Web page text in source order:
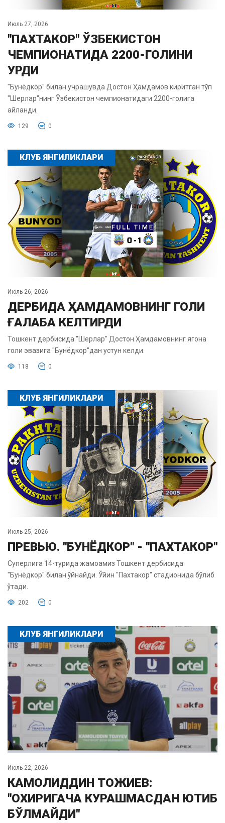
Июль 27, 2026
"ПАХТАКОР" ЎЗБЕКИСТОН
ЧЕМПИОНАТИДА 2200-ГОЛИНИ
УРДИ
"Бунёдкор" билан учрашувда Достон Ҳамдамов киритган тўп
"Шерлар"нинг Ўзбекистон чемпионатидаги 2200-голига
айланди.
129 0
КЛУБ ЯНГИЛИКЛАРИ
Июль 26, 2026
ДЕРБИДА ҲАМДАМОВНИНГ ГОЛИ
ҒАЛАБА КЕЛТИРДИ
Тошкент дербисида "Шерлар" Достон Ҳамдамовнинг ягона
голи эвазига "Бунёдкор"дан устун келди.
118 0
КЛУБ ЯНГИЛИКЛАРИ
Июль 25, 2026
ПРЕВЬЮ. "БУНЁДКОР" - "ПАХТАКОР"
Суперлига 14-турида жамоамиз Тошкент дербисида
"Бунёдкор" билан ўйнайди. Ўйин "Пахтакор" стадионида бўлиб
ўтади.
202 0
КЛУБ ЯНГИЛИКЛАРИ
Июль 22, 2026
КАМОЛИДДИН ТОЖИЕВ:
"ОХИРИГАЧА КУРАШМАСДАН ЮТИБ
БЎЛМАЙДИ"